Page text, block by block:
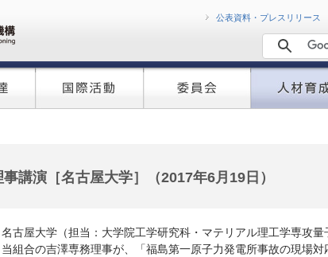
コンテンツへ移動
公表資料・プレスリリース
講演［名古屋大学］（2017年6月19日）
古屋大学（担当：大学院工学研究科・マテリアル理工学専攻
組合の吉澤専務理事が、「福島第一原子力発電所事故の現場